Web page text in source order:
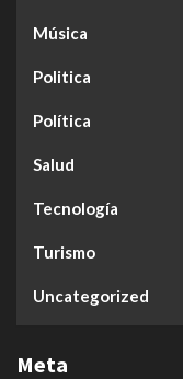
Música
Politica
Política
Salud
Tecnología
Turismo
Uncategorized
Meta